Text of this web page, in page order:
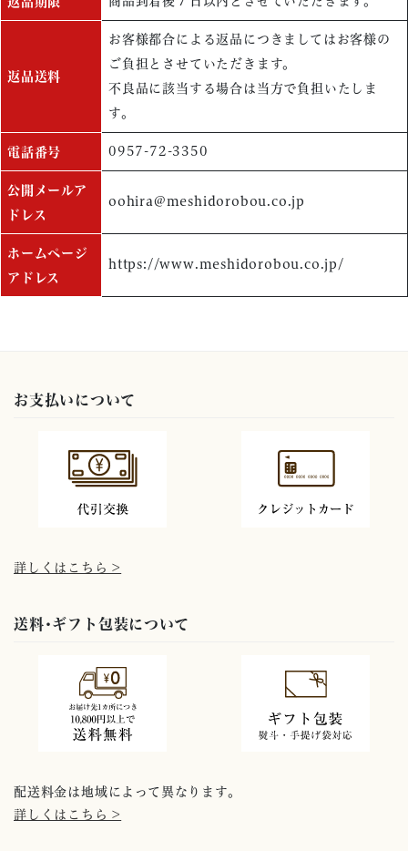
返品送料
お客様都合による返品につきましてはお客様の
ご負担とさせていただきます。
不良品に該当する場合は当方で負担いたしま
す。
電話番号 0957-72-3350
公開メールア
ドレス
oohira@meshidorobou.co.jp
ホームページ
アドレス
https://www.meshidorobou.co.jp/
お支払いについて
詳しくはこちら >
送料･ギフト包装について
配送料金は地域によって異なります。
詳しくはこちら >